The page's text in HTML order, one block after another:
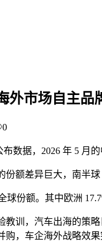
外市场自主品
0
数据，2026 年 5 月
额差异巨大，南半
球份额。其中欧洲
训，汽车出海的策
，车企海外战略效果